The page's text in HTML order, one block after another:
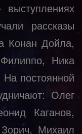
рассказы
Конан Дойла,
Ника
постоянной
Олег
Каганов,
Михаил